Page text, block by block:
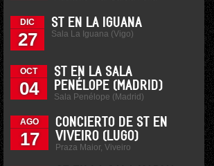
DIC
27
ST EN LA IGUANA
Sala La Iguana (Vigo)
OCT
04
ST EN LA SALA
PENÉLOPE (MADRID)
Sala Penélope (Madrid)
AGO
17
CONCIERTO DE ST EN
VIVEIRO (LUGO)
Praza Maior, Viveiro